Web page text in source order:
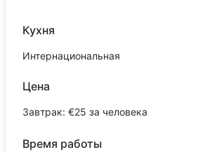
Кухня
Интернациональная
Цена
Завтрак: €25 за человека
Время работы